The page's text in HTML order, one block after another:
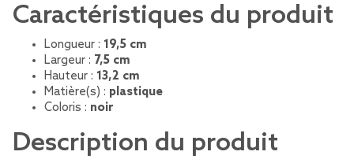
Caractéristiques du produit
Longueur : 19,5 cm
Largeur : 7,5 cm
Hauteur : 13,2 cm
Matière(s) : plastique
Coloris : noir
Description du produit